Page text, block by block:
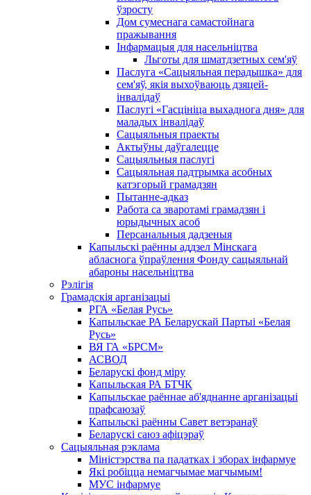
ўзросту
Дом сумеснага самастойнага
пражывання
Інфармацыя для насельніцтва
Льготы для шматдзетных сем'яў
Паслуга «Сацыяльная перадышка» для
сем'яў, якія выхоўваюць дзяцей-
інвалідаў
Паслугі «Гасцініца выхаднога дня» для
маладых інвалідаў
Сацыяльныя праекты
Актыўны даўгалецце
Сацыяльныя паслугі
Сацыяльная падтрымка асобных
катэгорый грамадзян
Пытанне-адказ
Работа са зваротамі грамадзян і
юрыдычных асоб
Персанальныя дадзеныя
Капыльскі раённы аддзел Мінскага
абласнога ўпраўлення Фонду сацыяльнай
абароны насельніцтва
Рэлігія
Грамадскія арганізацыі
РГА «Белая Русь»
Капыльскае РА Беларускай Партыі «Белая
Русь»
ВЯ ГА «БРСМ»
АСВОД
Беларускі фонд міру
Капыльская РА БТЧК
Капыльскае раённае аб'яднанне арганізацыі
прафсаюзаў
Капыльскі раённы Савет ветэранаў
Беларускі саюз афіцэраў
Сацыяльная рэклама
Міністэрства па падатках і зборах інфармуе
Які робіцца немагчымае магчымым!
МУС інфармуе